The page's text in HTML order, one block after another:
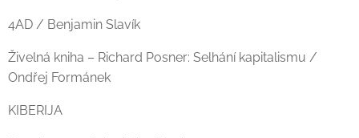
4AD / Benjamin Slavík
Živelná kniha – Richard Posner: Selhání kapitalismu /
Ondřej Formánek
KIBERIJA